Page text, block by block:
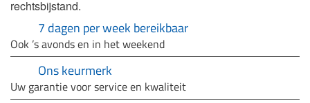
rechtsbijstand.
7 dagen per week bereikbaar
Ook ’s avonds en in het weekend
Ons keurmerk
Uw garantie voor service en kwaliteit